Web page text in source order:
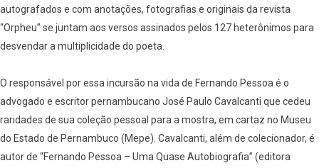
autografados e com anotações, fotografias e originais da revista
“Orpheu” se juntam aos versos assinados pelos 127 heterônimos para
desvendar a multiplicidade do poeta.
O responsável por essa incursão na vida de Fernando Pessoa é o
advogado e escritor pernambucano José Paulo Cavalcanti que cedeu
raridades de sua coleção pessoal para a mostra, em cartaz no Museu
do Estado de Pernambuco (Mepe). Cavalcanti, além de colecionador, é
autor de “Fernando Pessoa – Uma Quase Autobiografia” (editora